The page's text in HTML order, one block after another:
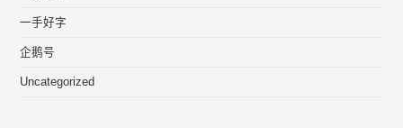
一手好字
企鹅号
Uncategorized